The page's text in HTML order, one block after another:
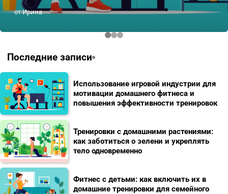
от Ирина
Последние записи
Использование игровой индустрии для
мотивации домашнего фитнеса и
повышения эффективности тренировок
Тренировки с домашними растениями:
как заботиться о зелени и укреплять
тело одновременно
Фитнес с детьми: как включить их в
домашние тренировки для семейного